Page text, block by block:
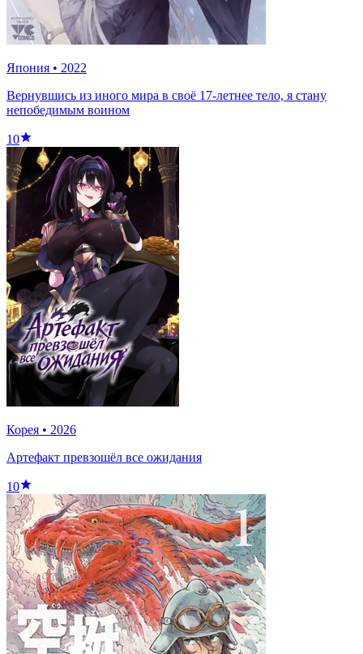
Япония • 2022
Вернувшись из иного мира в своё 17-летнее тело, я стану
непобедимым воином
10
Корея • 2026
Артефакт превзошёл все ожидания
10